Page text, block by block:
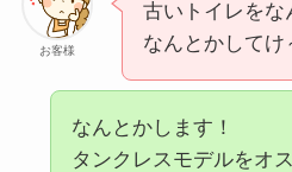
お客様
古いトイレをな
なんとかしてけ
なんとかします！
タンクレスモデルをオ